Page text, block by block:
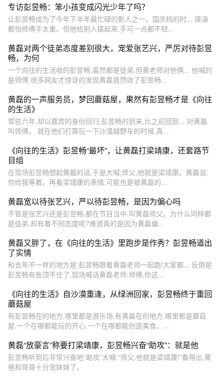
专访彭昱畅：笨小孩变成闪光少年了吗？
让彭昱畅成为了今年下半年最忙碌的影人之一。国庆档的时... 搓澡
都怕师傅手太重。但他给别人搓起来,手可一点都不轻...
黄磊对两个徒弟态度差别很大，宠爱张艺兴，严厉对待彭昱
畅，为何
一个向往的生活收的彭昱畅,虽然都是徒弟,但黄老师对他俩... 他喊的
是师傅,很多网友才惊讶的发现黄磊竟然收了彭昱畅...
黄磊的一声服务员，梦回蘑菇屋，果然有彭昱畅才是《向往
的生活》
常驻六年,却以嘉宾的身份回归,彭昱畅的到来,比之前回到... 对黄磊
叫师傅。 就在他们打算玩一下沙漠越野车的时候,真...
《向往的生活》彭昱畅“最坏”，让黄磊打梁靖康，还套路节
目组
在现场彭昱畅想起黄磊的话,于是大喊:师父,他就是梁靖康。黄磊说:
你给我等着。再看梁靖康的表情,可能也是被黄磊的...
黄磊宽以待张艺兴，严以待彭昱畅，是因为偏心吗
不管是张艺兴还是彭昱畅,都在节目当中,叫黄磊师父。为什么同样都
是徒弟,却有着不同态度呢?难道真的是因为黄磊偏...
黄磊又胖了，在《向往的生活》里跑步是作秀？彭昱畅道出
了实情
和去年不一样的地方是:彭昱畅跟着黄磊老师一起跑!大家都... 反倒是
彭昱畅有些顶不住了,现场喊话黄磊老师:师傅,你这...
《向往的生活》自沙漠重逢，从绿洲回家，彭昱畅终于重回
蘑菇屋
有彭昱畅在的地方,哪里都是游乐场,有黄磊在的地方,哪里都是蘑菇
屋,一个在哪都能玩的开心,一个在哪都能创造美食。...
黄磊“放豪言”称要打梁靖康，彭昱畅兴奋“助攻”：就是他
彭昱畅听到后非常兴奋地“助攻”大喊:“师父,他就是梁靖康!”看得出,黄
爸和哥哥十分宠妹妹了。